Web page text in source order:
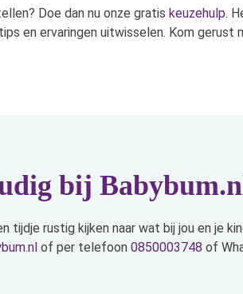
Doe dan nu onze gratis keuzehulp.
en ervaringen uitwisselen. Kom
bij
rustig kijken naar wat bij jou en je
of per telefoon 0850003748 of